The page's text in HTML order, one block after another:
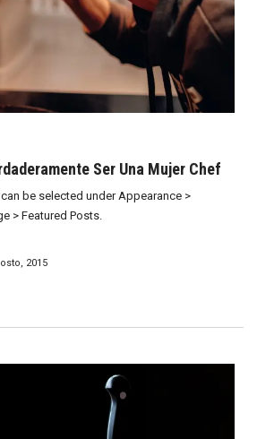
Ser Una Mujer Chef
be selected under Appearance >
> Featured Posts.
2015